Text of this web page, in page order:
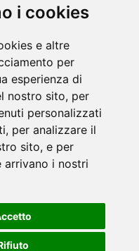
i cookies
e altre
per
esperienza di
nostro sito, per
personalizzati
per analizzare il
sito, e per
arrivano i nostri
S.r.l.s |